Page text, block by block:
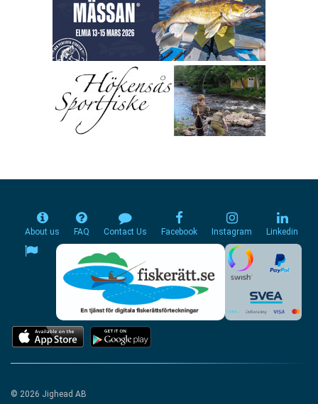
About us FAQ Contact Us Facebook Instagram Linkedin
© 2026 Jighead AB